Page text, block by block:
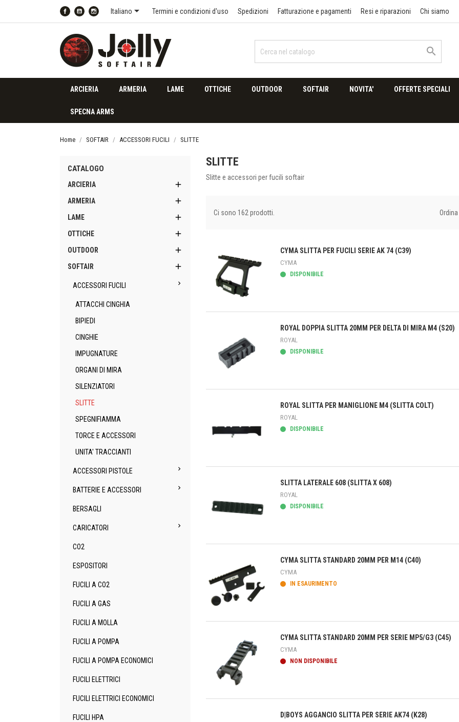
FacebookYouTube
Italiano Termini e condizioni d'uso Spedizioni Fatturazione e pagamenti Resi e riparazioni Chi siamo

ARCIERIA ARMERIA LAME OTTICHE OUTDOOR SOFTAIR NOVITA' OFFERTE SPECIALI
SPECNA ARMS
Home SOFTAIR ACCESSORI FUCILI SLITTE
CATALOGO
ARCIERIA 
ARMERIA 
LAME 
OTTICHE 
OUTDOOR 
SOFTAIR 
ACCESSORI FUCILI 
ATTACCHI CINGHIA
BIPIEDI
CINGHIE
IMPUGNATURE
ORGANI DI MIRA
SILENZIATORI
SLITTE
SPEGNIFIAMMA
TORCE E ACCESSORI
UNITA' TRACCIANTI
ACCESSORI PISTOLE 
BATTERIE E ACCESSORI 
BERSAGLI
CARICATORI 
CO2
ESPOSITORI
FUCILI A CO2
FUCILI A GAS
FUCILI A MOLLA
FUCILI A POMPA
FUCILI A POMPA ECONOMICI
FUCILI ELETTRICI
FUCILI ELETTRICI ECONOMICI
FUCILI HPA
SLITTE
Slitte e accessori per fucili softair
Ci sono 162 prodotti.
Anteprima
CYMA SLITTA PER FUCILI SERIE AK 74 (C39)
CYMA
DISPONIBILE
Anteprima
ROYAL DOPPIA SLITTA 20MM PER DELTA DI MIRA M4 (S20)
ROYAL
DISPONIBILE
Anteprima
ROYAL SLITTA PER MANIGLIONE M4 (SLITTA COLT)
ROYAL
DISPONIBILE
Anteprima
SLITTA LATERALE 608 (SLITTA X 608)
ROYAL
DISPONIBILE
Anteprima
CYMA SLITTA STANDARD 20MM PER M14 (C40)
CYMA
IN ESAURIMENTO
Anteprima
CYMA SLITTA STANDARD 20MM PER SERIE MP5/G3 (C45)
CYMA
NON DISPONIBILE
D|BOYS AGGANCIO SLITTA PER SERIE AK74 (K28)